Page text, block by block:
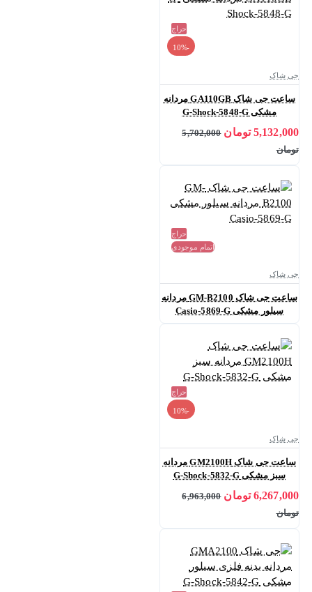
حراج
-10%
جی شاک
ساعت جی شاک GA110GB مردانه
مشکی G-Shock-5848-G
5,132,000 تومان
5,702,000
تومان
حراج
اتمام موجودی
جی شاک
ساعت جی شاک GM-B2100 مردانه
سیلور مشکی Casio-5869-G
حراج
-10%
جی شاک
ساعت جی شاک GM2100H مردانه
سبز مشکی G-Shock-5832-G
6,267,000 تومان
6,963,000
تومان